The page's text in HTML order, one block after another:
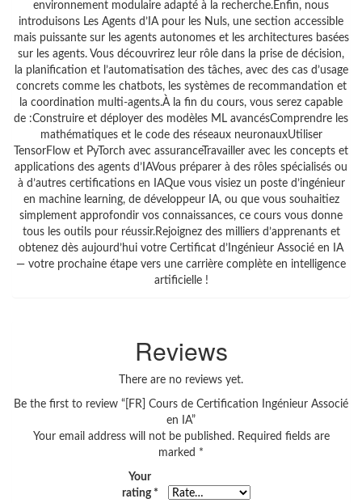
environnement modulaire adapté à la recherche.Enfin, nous
introduisons Les Agents d’IA pour les Nuls, une section accessible
mais puissante sur les agents autonomes et les architectures basées
sur les agents. Vous découvrirez leur rôle dans la prise de décision,
la planification et l’automatisation des tâches, avec des cas d’usage
concrets comme les chatbots, les systèmes de recommandation et
la coordination multi-agents.À la fin du cours, vous serez capable
de :Construire et déployer des modèles ML avancésComprendre les
mathématiques et le code des réseaux neuronauxUtiliser
TensorFlow et PyTorch avec assuranceTravailler avec les concepts et
applications des agents d’IAVous préparer à des rôles spécialisés ou
à d’autres certifications en IAQue vous visiez un poste d’ingénieur
en machine learning, de développeur IA, ou que vous souhaitiez
simplement approfondir vos connaissances, ce cours vous donne
tous les outils pour réussir.Rejoignez des milliers d’apprenants et
obtenez dès aujourd’hui votre Certificat d’Ingénieur Associé en IA
— votre prochaine étape vers une carrière complète en intelligence
artificielle !
Reviews
There are no reviews yet.
Be the first to review “[FR] Cours de Certification Ingénieur Associé
en IA”
Your email address will not be published. Required fields are
marked *
Your
rating *